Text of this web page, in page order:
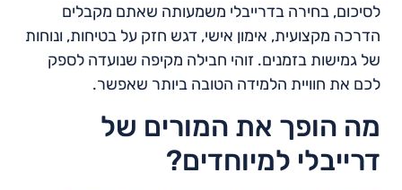
לסיכום, בחירה בדרייבלי משמעותה שאתם מקבלים
הדרכה מקצועית, אימון אישי, דגש חזק על בטיחות, ונוחות
של גמישות בזמנים. זוהי חבילה מקיפה שנועדה לספק
לכם את חוויית הלמידה הטובה ביותר שאפשר.
מה הופך את המורים של
דרייבלי למיוחדים?